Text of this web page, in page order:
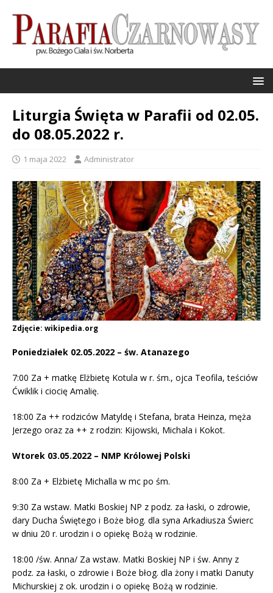
Liturgia Święta w Parafii od 02.05.
do 08.05.2022 r.
1 maja 2022 Administrator
Zdjęcie: wikipedia.org
Poniedziałek 02.05.2022 – św. Atanazego
7:00 Za + matkę Elżbietę Kotula w r. śm., ojca Teofila, teściów
Ćwiklik i ciocię Amalię.
18:00 Za ++ rodziców Matyldę i Stefana, brata Heinza, męża
Jerzego oraz za ++ z rodzin: Kijowski, Michala i Kokot.
Wtorek 03.05.2022 – NMP Królowej Polski
8:00 Za + Elżbietę Michalla w mc po śm.
9:30 Za wstaw. Matki Boskiej NP z podz. za łaski, o zdrowie,
dary Ducha Świętego i Boże błog. dla syna Arkadiusza Świerc
w dniu 20 r. urodzin i o opiekę Bożą w rodzinie.
18:00 /św. Anna/ Za wstaw. Matki Boskiej NP i św. Anny z
podz. za łaski, o zdrowie i Boże błog. dla żony i matki Danuty
Michurskiej z ok. urodzin i o opiekę Bożą w rodzinie.